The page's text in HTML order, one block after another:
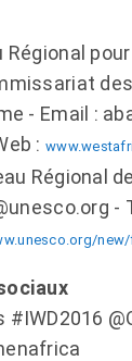
pour
- Email :
:
Régional
-